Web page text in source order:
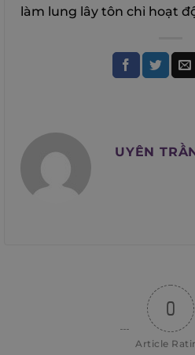
làm lung lây tôn chỉ hoạt
UYÊN
0
Article